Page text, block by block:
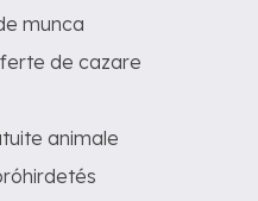
munca
de cazare
animale